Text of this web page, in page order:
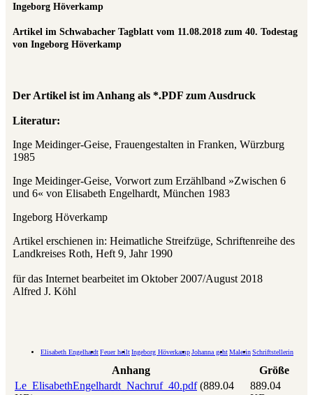
Ingeborg Höverkamp
Artikel im Schwabacher Tagblatt vom 11.08.2018 zum 40. Todestag
von Ingeborg Höverkamp
Der Artikel ist im Anhang als *.PDF zum Ausdruck
Literatur:
Inge Meidinger-Geise, Frauengestalten in Franken, Würzburg
1985
Inge Meidinger-Geise, Vorwort zum Erzählband »Zwischen 6
und 6« von Elisabeth Engelhardt, München 1983
Ingeborg Höverkamp
Artikel erschienen in: Heimatliche Streifzüge, Schriftenreihe des
Landkreises Roth, Heft 9, Jahr 1990
für das Internet bearbeitet im Oktober 2007/August 2018
Alfred J. Köhl
Elisabeth EngelhardtFeuer heiltIngeborg HöverkampJohanna gehtMalerinSchriftstellerin
Anhang
Größe
Le_ElisabethEngelhardt_Nachruf_40.pdf (889.04
889.04